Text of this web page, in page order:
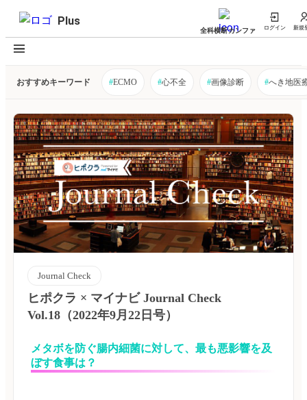
Plus
全科横断カンファ ログイン 新規
おすすめキーワード #ECMO #心不全 #画像診断 #へき地医
Journal Check
ヒポクラ × マイナビ Journal Check
Vol.18（2022年9月22日号）
メタボを防ぐ腸内細菌に対して、最も悪影響を及
ぼす食事は？